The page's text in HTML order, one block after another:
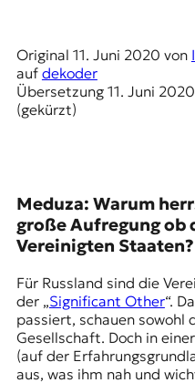
R
W
J
o
r
n
a
l
s
Original 11. Juni 2020 von
auf dekoder
Übersetzung 11. Juni 2020
(gekürzt)
Meduza: Warum
große Aufregung ob
Vereinigten Staaten?
Für Russland sind die
der „Significant Other“.
passiert, schauen sowohl
Gesellschaft. Doch in
(auf der
aus, was ihm nah und